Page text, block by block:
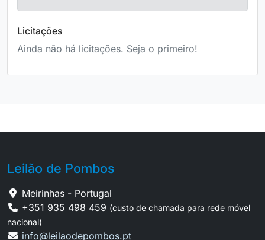
Licitações
Ainda não há licitações. Seja o primeiro!
Leilão de Pombos
Meirinhas - Portugal
+351 935 498 459 (custo de chamada para rede móvel
nacional)
info@leilaodepombos.pt